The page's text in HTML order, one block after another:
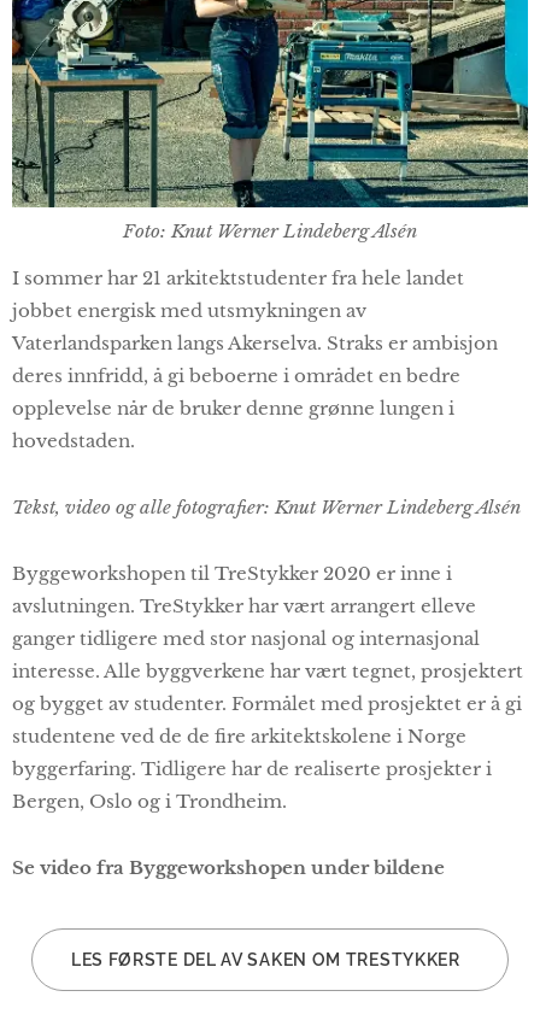
Foto: Knut Werner Lindeberg Alsén
I sommer har 21 arkitektstudenter fra hele landet
jobbet energisk med utsmykningen av
Vaterlandsparken langs Akerselva. Straks er ambisjon
deres innfridd, å gi beboerne i området en bedre
opplevelse når de bruker denne grønne lungen i
hovedstaden.
Tekst, video og alle fotografier: Knut Werner Lindeberg Alsén
Byggeworkshopen til TreStykker 2020 er inne i
avslutningen. TreStykker har vært arrangert elleve
ganger tidligere med stor nasjonal og internasjonal
interesse. Alle byggverkene har vært tegnet, prosjektert
og bygget av studenter. Formålet med prosjektet er å gi
studentene ved de de fire arkitektskolene i Norge
byggerfaring. Tidligere har de realiserte prosjekter i
Bergen, Oslo og i Trondheim.
Se video fra Byggeworkshopen under bildene
LES FØRSTE DEL AV SAKEN OM TRESTYKKER